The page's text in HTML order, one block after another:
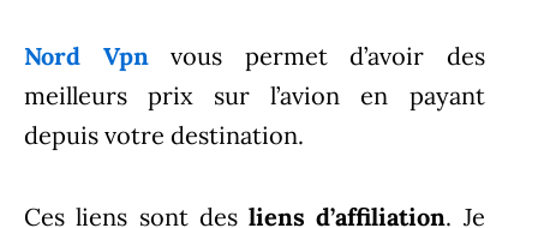
Nord Vpnvous permet d’avoir des
meilleurs prix sur l’avion en payant
depuis votre destination.
Ces liens sont desliens d’affiliation. Je